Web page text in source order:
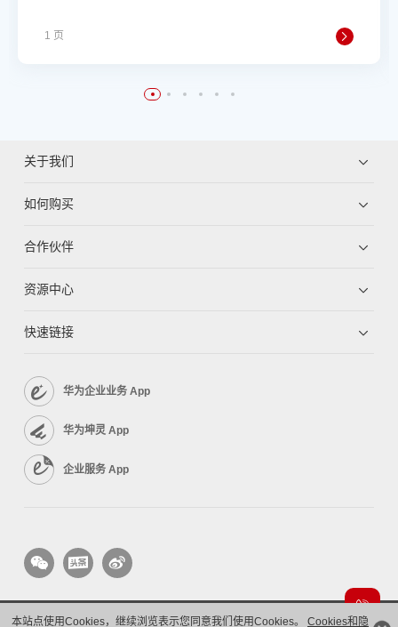
本站点使用Cookies，继续浏览表示您同意我们使用Cookies。 Cookies和隐
1 页
关于我们
如何购买
合作伙伴
资源中心
快速链接
华为企业业务 App
华为坤灵 App
企业服务 App
版权所有 © 华为技术有限公司 1998-2026。 保留一切权利。粤A2-20044005号